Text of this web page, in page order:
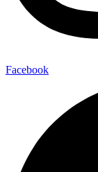
Facebook